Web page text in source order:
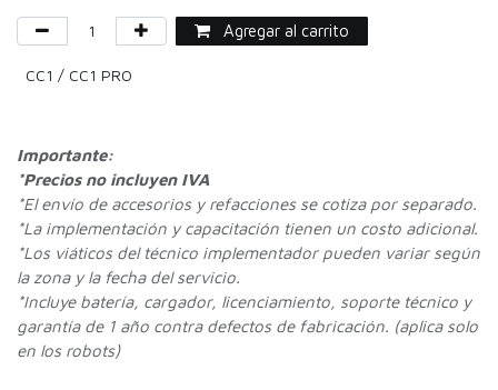
Agregar al carrito
CC1 / CC1 PRO
Importante:
*Precios no incluyen IVA
*El envío de accesorios y refacciones se cotiza por separado.
*La implementación y capacitación tienen un costo adicional.
*Los viáticos del técnico implementador pueden variar según
la zona y la fecha del servicio.
*Incluye batería, cargador, licenciamiento, soporte técnico y
garantía de 1 año contra defectos de fabricación. (aplica solo
en los robots)